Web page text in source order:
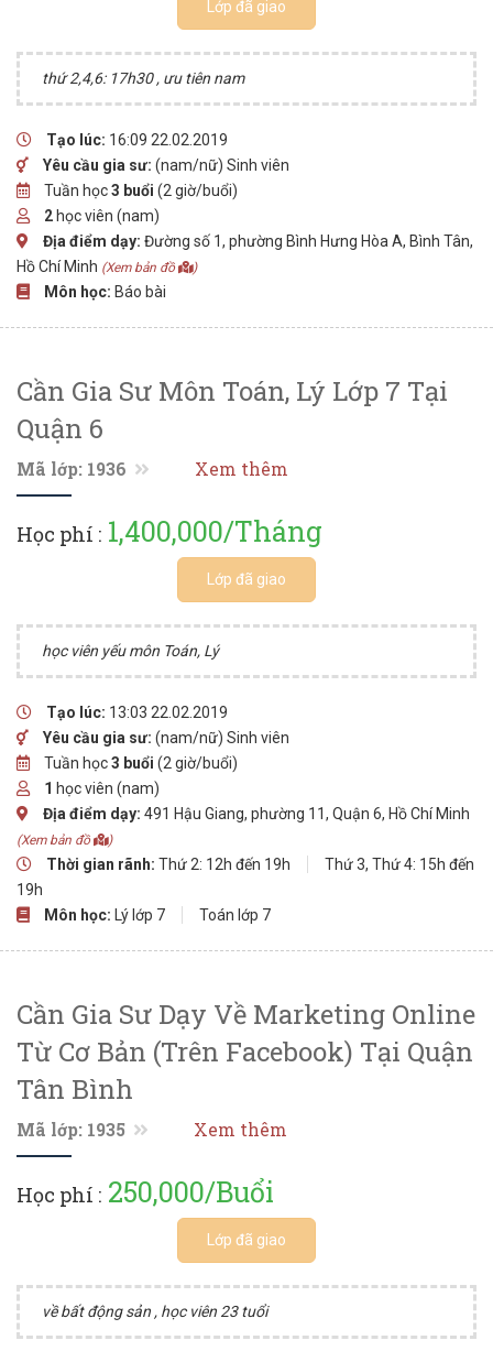
Lớp đã giao
thứ 2,4,6: 17h30 , ưu tiên nam
Tạo lúc: 16:09 22.02.2019
Yêu cầu gia sư: (nam/nữ) Sinh viên
Tuần học3 buổi (2 giờ/buổi)
2học viên (nam)
Địa điểm dạy: Đường số 1, phường Bình Hưng Hòa A, Bình Tân,
Hồ Chí Minh (Xem bản đồ )
Môn học: Báo bài
Cần Gia Sư Môn Toán, Lý Lớp 7 Tại
Quận 6
Mã lớp: 1936 Xem thêm
Học phí : 1,400,000/Tháng
Lớp đã giao
học viên yếu môn Toán, Lý
Tạo lúc: 13:03 22.02.2019
Yêu cầu gia sư: (nam/nữ) Sinh viên
Tuần học3 buổi (2 giờ/buổi)
1 học viên (nam)
Địa điểm dạy: 491 Hậu Giang, phường 11, Quận 6, Hồ Chí Minh
(Xem bản đồ )
Thời gian rãnh: Thứ 2: 12h đến 19h
Thứ 3, Thứ 4: 15h đến
19h
Môn học: Lý lớp 7 Toán lớp 7
Cần Gia Sư Dạy Về Marketing Online
Từ Cơ Bản (trên Facebook) Tại Quận
Tân Bình
Mã lớp: 1935 Xem thêm
Học phí : 250,000/Buổi
Lớp đã giao
về bất động sản , học viên 23 tuổi